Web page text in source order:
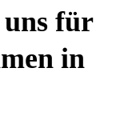
für
in